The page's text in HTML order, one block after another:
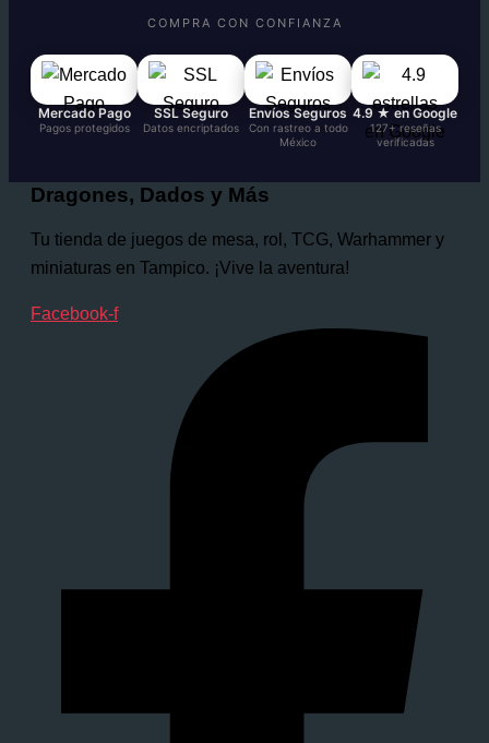
COMPRA CON CONFIANZA
Mercado Pago
Pagos protegidos
SSL Seguro
Datos encriptados
Envíos Seguros
Con rastreo a todo
México
4.9 ★ en Google
127+ reseñas
verificadas
Dragones, Dados y Más
Tu tienda de juegos de mesa, rol, TCG, Warhammer y
miniaturas en Tampico. ¡Vive la aventura!
Facebook-f